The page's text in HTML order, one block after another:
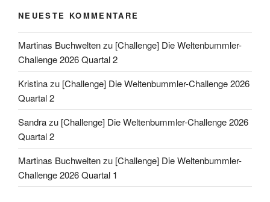
NEUESTE KOMMENTARE
Martinas Buchweltenzu [Challenge] Die Weltenbummler-
Challenge 2026 Quartal 2
Kristinazu [Challenge] Die Weltenbummler-Challenge 2026
Quartal 2
Sandrazu [Challenge] Die Weltenbummler-Challenge 2026
Quartal 2
Martinas Buchweltenzu [Challenge] Die Weltenbummler-
Challenge 2026 Quartal 1